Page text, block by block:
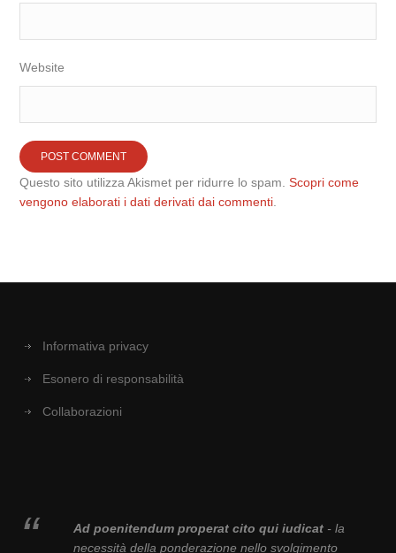
Website
Questo sito utilizza Akismet per ridurre lo spam.Scopri come
vengono elaborati i dati derivati dai commenti
Informativa privacy
Esonero di responsabilità
Collaborazioni
Ad poenitendum properat cito qui iudicat- la
necessità della ponderazione nello svolgimento